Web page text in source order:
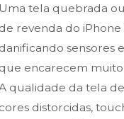
Uma tela quebrada
de revenda do
danificando sensores
que encarecem
qualidade da tela
cores distorcidas,